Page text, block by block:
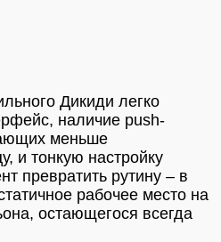
Дикиди легко
наличие push-
меньше
и тонкую настройку
превратить рутину – в
рабочее место на
остающегося всегда